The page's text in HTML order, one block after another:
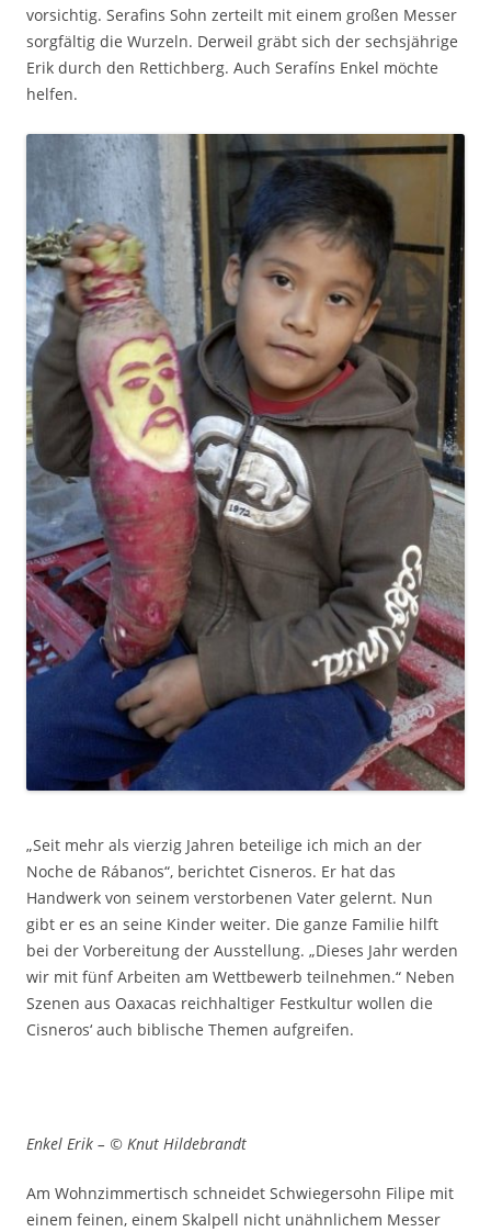
vorsichtig. Serafins Sohn zerteilt mit einem großen Messer
sorgfältig die Wurzeln. Derweil gräbt sich der sechsjährige
Erik durch den Rettichberg. Auch Serafíns Enkel möchte
helfen.
„Seit mehr als vierzig Jahren beteilige ich mich an der
Noche de Rábanos“, berichtet Cisneros. Er hat das
Handwerk von seinem verstorbenen Vater gelernt. Nun
gibt er es an seine Kinder weiter. Die ganze Familie hilft
bei der Vorbereitung der Ausstellung. „Dieses Jahr werden
wir mit fünf Arbeiten am Wettbewerb teilnehmen.“ Neben
Szenen aus Oaxacas reichhaltiger Festkultur wollen die
Cisneros‘ auch biblische Themen aufgreifen.
Enkel Erik – © Knut Hildebrandt
Am Wohnzimmertisch schneidet Schwiegersohn Filipe mit
einem feinen, einem Skalpell nicht unähnlichem Messer